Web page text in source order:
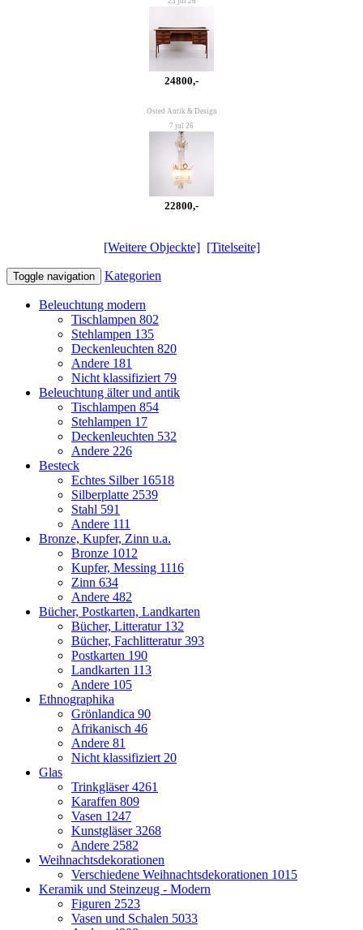
24800,-
Osted Antik & Design
7 jul 26
22800,-
[Weitere Objeckte] [Titelseite]
Toggle navigation Kategorien
Beleuchtung modern
Tischlampen 802
Stehlampen 135
Deckenleuchten 820
Andere 181
Nicht klassifiziert 79
Beleuchtung älter und antik
Tischlampen 854
Stehlampen 17
Deckenleuchten 532
Andere 226
Besteck
Echtes Silber 16518
Silberplatte 2539
Stahl 591
Andere 111
Bronze, Kupfer, Zinn u.a.
Bronze 1012
Kupfer, Messing 1116
Zinn 634
Andere 482
Bücher, Postkarten, Landkarten
Bücher, Litteratur 132
Bücher, Fachlitteratur393
Postkarten 190
Landkarten 113
Andere 105
Ethnographika
Grönlandica 90
Afrikanisch 46
Andere 81
Nicht klassifiziert 20
Glas
Trinkgläser4261
Karaffen 809
Vasen 1247
Kunstgläser3268
Andere 2582
Weihnachtsdekorationen
Verschiedene Weihnachtsdekorationen 1015
Keramik und Steinzeug - Modern
Figuren 2523
Vasen und Schalen 5033